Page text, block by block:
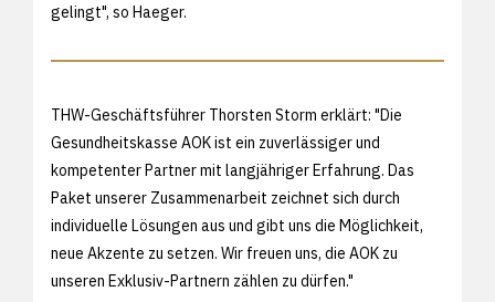
gelingt", so Haeger.
THW-Geschäftsführer Thorsten Storm erklärt: "Die
Gesundheitskasse AOK ist ein zuverlässiger und
kompetenter Partner mit langjähriger Erfahrung. Das
Paket unserer Zusammenarbeit zeichnet sich durch
individuelle Lösungen aus und gibt uns die Möglichkeit,
neue Akzente zu setzen. Wir freuen uns, die AOK zu
unseren Exklusiv-Partnern zählen zu dürfen."